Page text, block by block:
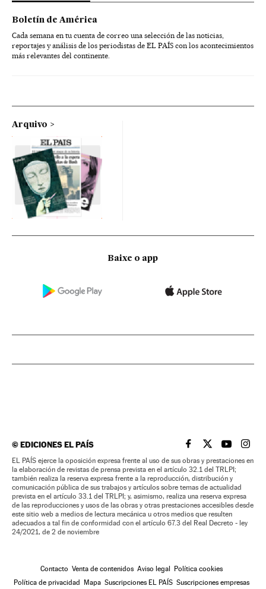
Boletín de América
Cada semana en tu cuenta de correo una selección de las noticias,
reportajes y análisis de los periodistas de EL PAÍS con los acontecimientos
más relevantes del continente.
Arquivo
Baixe o app
©EDICIONES EL PAÍS EL PAÍS BRASIL EN
EL PAÍSEL PAÍS
EL
EL PAÍS ejerce la oposición expresa frente al uso de sus obras y prestaciones en
la elaboración de revistas de prensa prevista en el artículo 32.1 del TRLPI;
también realiza la reserva expresa frente a la reproducción, distribución y
comunicación pública de sus trabajos y artículos sobre temas de actualidad
prevista en el artículo 33.1 del TRLPI; y, asimismo, realiza una reserva expresa
de las reproducciones y usos de las obras y otras prestaciones accesibles desde
este sitio web a medios de lectura mecánica u otros medios que resulten
adecuados a tal fin de conformidad con el artículo 67.3 del Real Decreto - ley
24/2021, de 2 de noviembre
Contacto Venta de contenidos Aviso legal
Política cookies
Política de privacidad
Mapa Suscripciones EL PAÍS Suscripciones empresas